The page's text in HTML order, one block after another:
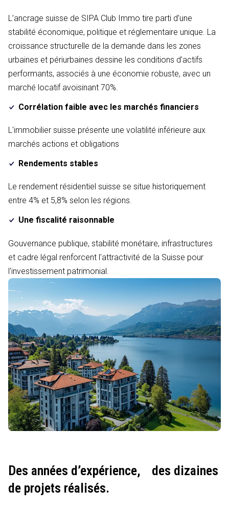
L’ancrage suisse de SIPA Club Immo tire parti d’une
stabilité économique, politique et réglementaire unique. La
croissance structurelle de la demande dans les zones
urbaines et périurbaines dessine les conditions d’actifs
performants, associés à une économie robuste, avec un
marché locatif avoisinant 70%.
Corrélation faible avec les marchés financiers
L'immobilier suisse présente une volatilité inférieure aux
marchés actions et obligations
Rendements stables
Le rendement résidentiel suisse se situe historiquement
entre 4% et 5,8% selon les régions.
Une fiscalité raisonnable
Gouvernance publique, stabilité monétaire, infrastructures
et cadre légal renforcent l'attractivité de la Suisse pour
l'investissement patrimonial.
Des années d’expérience,
des dizaines
de projets réalisés.